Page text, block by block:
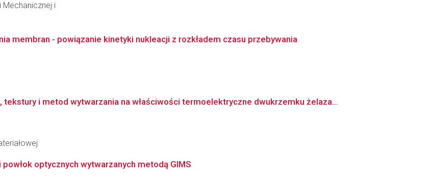
Mechanicznej i
membran - powiązanie kinetyki nukleacji z rozkładem czasu przebywania
i metod wytwarzania na właściwości termoelektryczne dwukrzemku żelaza...
optycznych wytwarzanych metodą GIMS